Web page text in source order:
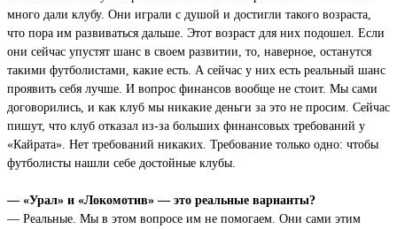
много дали клубу. Они играли с душой и достигли такого возраста,
что пора им развиваться дальше. Этот возраст для них подошел. Если
они сейчас упустят шанс в своем развитии, то, наверное, останутся
такими футболистами, какие есть. А сейчас у них есть реальный шанс
проявить себя лучше. И вопрос финансов вообще не стоит. Мы сами
договорились, и как клуб мы никакие деньги за это не просим. Сейчас
пишут, что клуб отказал из-за больших финансовых требований у
«Кайрата». Нет требований никаких. Требование только одно: чтобы
футболисты нашли себе достойные клубы.
— «Урал» и «Локомотив» — это реальные варианты?
— Реальные. Мы в этом вопросе им не помогаем. Они сами этим